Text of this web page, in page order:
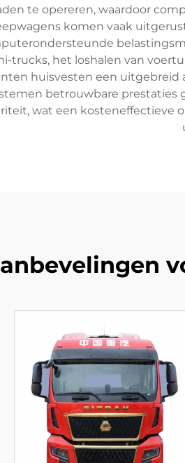
te opereren, waardoor
komen vaak
trucks, het loshalen van
huisvesten een uitgebreid
betrouwbare
wat een kosteneffectieve